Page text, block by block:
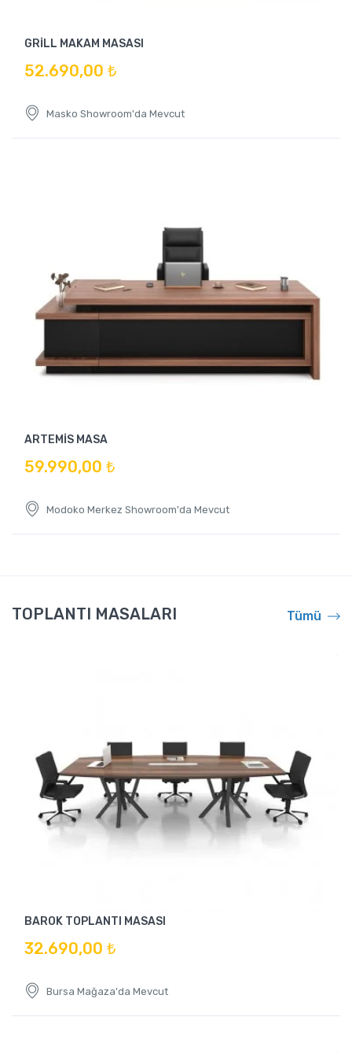
GRİLL MAKAM MASASI
52.690,00 ₺
Masko Showroom'da Mevcut
ARTEMİS MASA
59.990,00 ₺
Modoko Merkez Showroom'da Mevcut
TOPLANTI MASALARI Tümü
BAROK TOPLANTI MASASI
32.690,00 ₺
Bursa Mağaza'da Mevcut